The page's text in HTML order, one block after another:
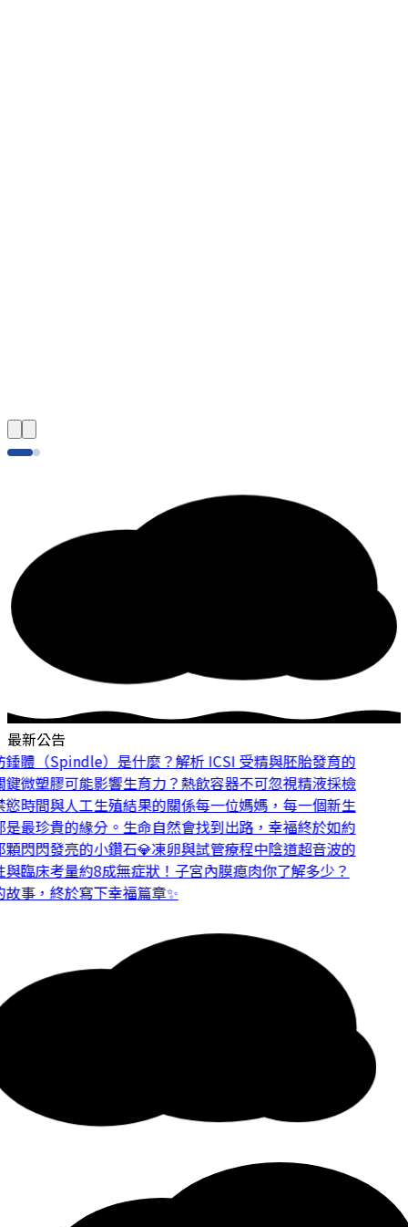
最新公告
體（Spindle）是什麼？解析 ICSI 受精與胚胎發育的
微塑膠可能影響生育力？熱飲容器不可忽視精液採檢
時間與人工生殖結果的關係每一位媽媽，每一個新生
最珍貴的緣分。 生命自然會找到出路，幸福終於如約
閃閃發亮的小鑽石💎凍卵與試管療程中陰道超音波的
臨床考量約8成無症狀！子宮內膜瘜肉你了解多少？
事，終於寫下幸福篇章✨